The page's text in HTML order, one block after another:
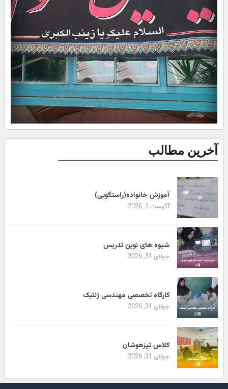
آخرین مطالب
آموزش خانواده(راستگویی)
آگوست 1, 2026
شیوه های نوین تدریس
جولای 31, 2026
کارگاه تخصصی مهندسی ژنتیک
جولای 31, 2026
کلاس تیزهوشان
جولای 31, 2026